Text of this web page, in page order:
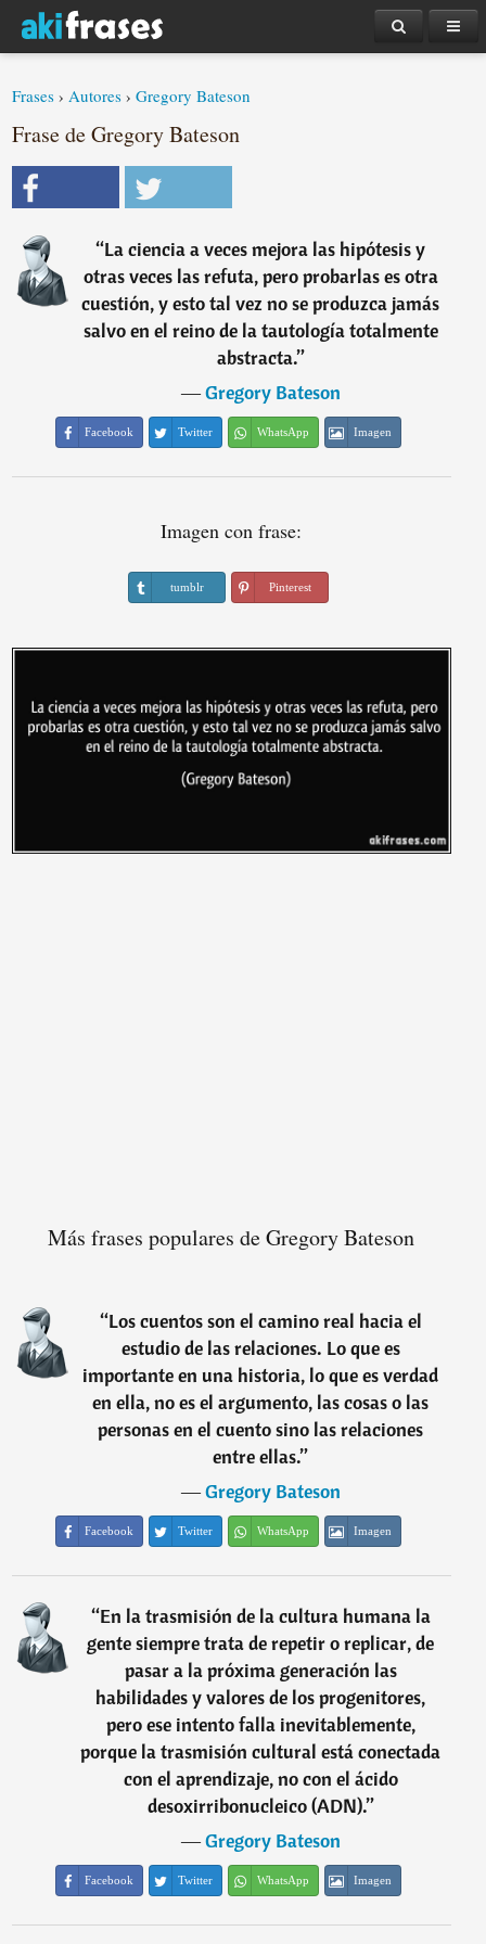
Frases ›Autores ›Gregory Bateson
Frase de Gregory Bateson
“La ciencia a veces mejora las hipótesis y
otras veces las refuta, pero probarlas es otra
cuestión, y esto tal vez no se produzca jamás
salvo en el reino de la tautología totalmente
abstracta.”
―Gregory Bateson
Facebook Twitter WhatsApp Imagen
Imagen con frase:
tumblr Pinterest
Más frases populares de Gregory Bateson
“Los cuentos son el camino real hacia el
estudio de las relaciones. Lo que es
importante en una historia, lo que es verdad
en ella, no es el argumento, las cosas o las
personas en el cuento sino las relaciones
entre ellas.”
―Gregory Bateson
Facebook Twitter WhatsApp Imagen
“En la trasmisión de la cultura humana la
gente siempre trata de repetir o replicar, de
pasar a la próxima generación las
habilidades y valores de los progenitores,
pero ese intento falla inevitablemente,
porque la trasmisión cultural está conectada
con el aprendizaje, no con el ácido
desoxirribonucleico (ADN).”
―Gregory Bateson
Facebook Twitter WhatsApp Imagen